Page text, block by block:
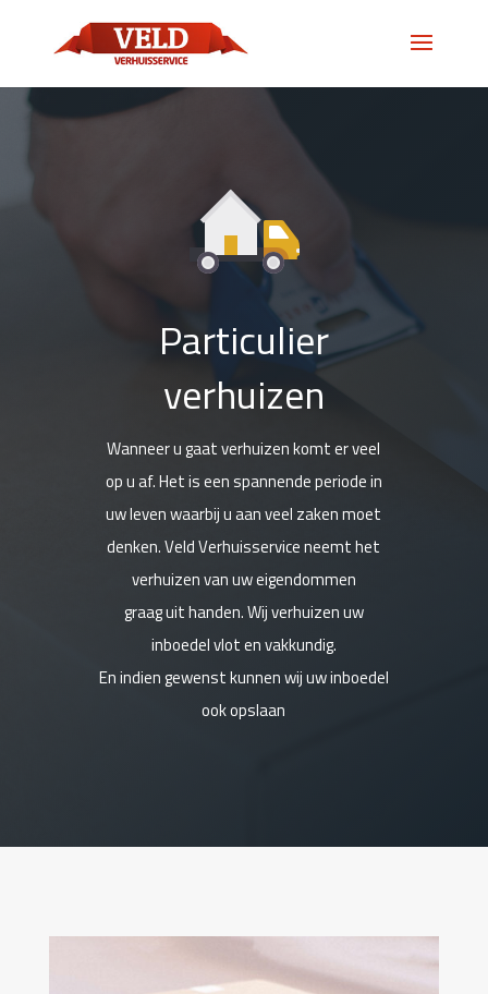
Particulier
verhuizen
Wanneer u gaat verhuizen komt er veel
op u af. Het is een spannende periode in
uw leven waarbij u aan veel zaken moet
denken. Veld Verhuisservice neemt het
verhuizen van uw eigendommen
graag uit handen. Wij verhuizen uw
inboedel vlot en vakkundig.
En indien gewenst kunnen wij uw inboedel
ook opslaan